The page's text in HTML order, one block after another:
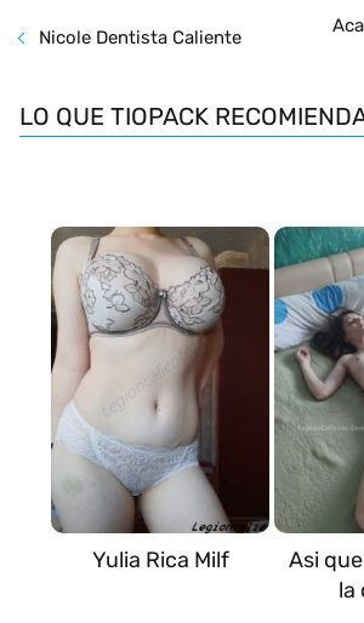
Nicole Dentista Caliente
LO QUE TIOPACK
Yulia Rica Milf
Asi
la